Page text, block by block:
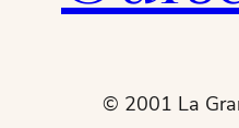
© 2001 La